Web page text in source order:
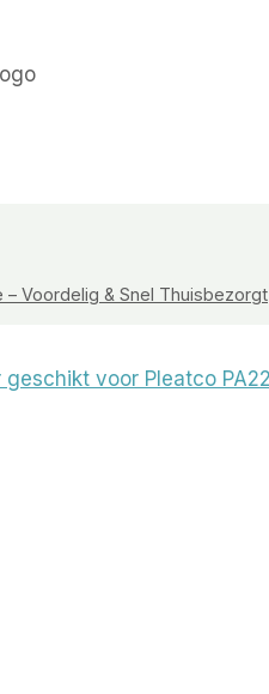
– Voordelig & Snel Thuisbezorgt